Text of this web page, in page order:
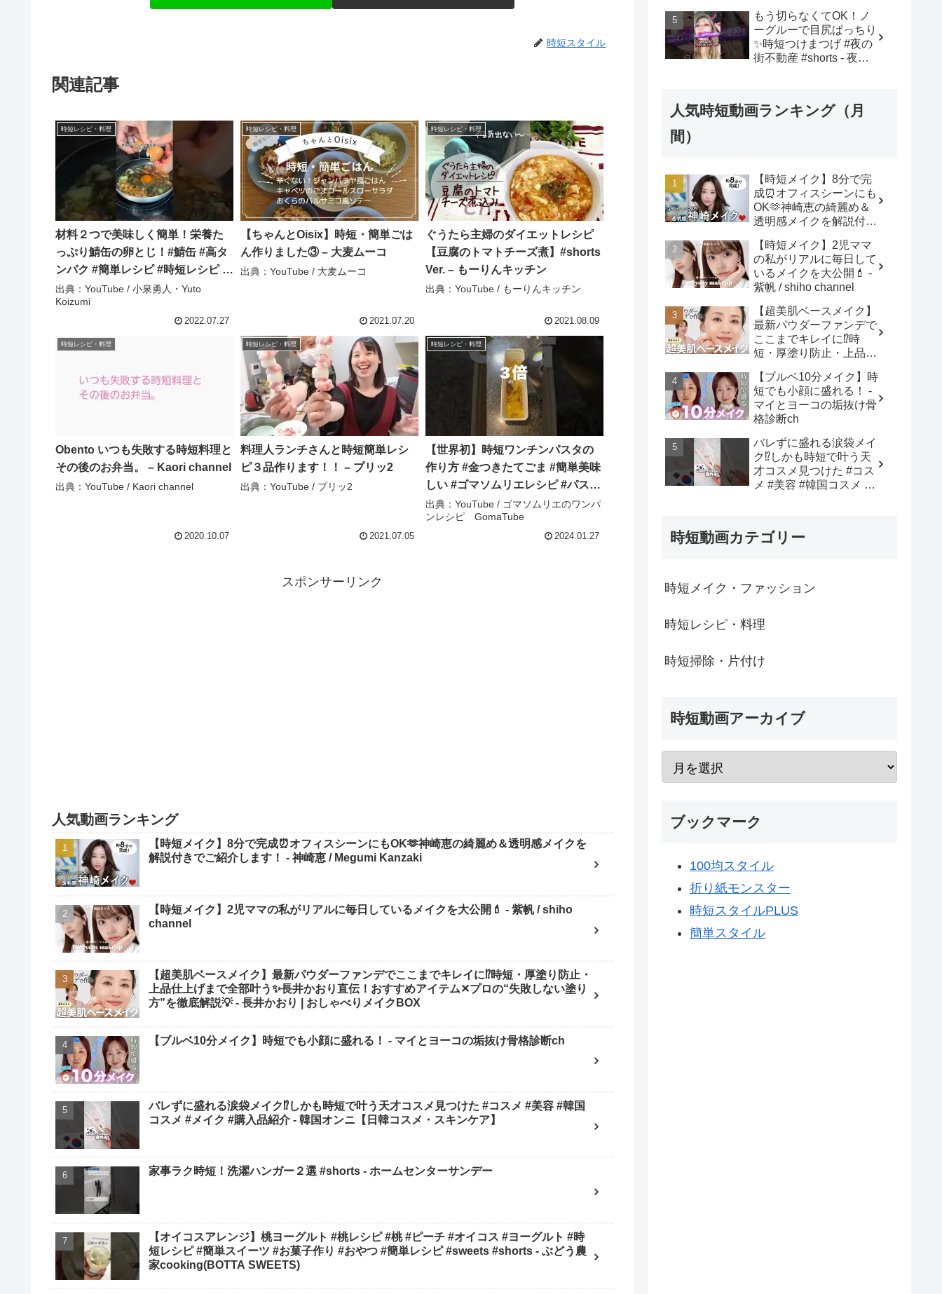
時短スタイル
関連記事
時短レシピ・料理
材料２つで美味しく簡単！栄養た
っぷり鯖缶の卵とじ！#鯖缶 #高タ
ンパク #簡単レシピ #時短レシピ #
料理初心者 #自炊記録 #レシピ動画
#おうちごはん #サッカー選手 #ア
スリート飯 – 小泉勇人・Yuto
Koizumi
出典：YouTube / 小泉勇人・Yuto
Koizumi
2022.07.27
時短レシピ・料理
【ちゃんとOisix】時短・簡単ごは
ん作りました③ – 大麦ムーコ
出典：YouTube / 大麦ムーコ
2021.07.20
時短レシピ・料理
ぐうたら主婦のダイエットレシピ
【豆腐のトマトチーズ煮】#shorts
Ver. – もーりんキッチン
出典：YouTube / もーりんキッチン
2021.08.09
時短レシピ・料理
Obento いつも失敗する時短料理と
その後のお弁当。 – Kaori channel
出典：YouTube / Kaori channel
2020.10.07
時短レシピ・料理
料理人ランチさんと時短簡単レシ
ピ３品作ります！！ – プリッ2
出典：YouTube / プリッ2
2021.07.05
時短レシピ・料理
【世界初】時短ワンチンパスタの
作り方 #金つきたてごま #簡単美味
しい #ゴマソムリエレシピ #パスタ
– ゴマソムリエのワンパンレシピ
GomaTube
出典：YouTube / ゴマソムリエのワンパ
ンレシピ GomaTube
2024.01.27
スポンサーリンク
人気動画ランキング
【時短メイク】8分で完成⏰オフィスシーンにもOK🫶神崎恵の綺麗め＆透明感メイクを
解説付きでご紹介します！ - 神崎恵 / Megumi Kanzaki
【時短メイク】2児ママの私がリアルに毎日しているメイクを大公開💄 - 紫帆 / shiho
channel
【超美肌ベースメイク】最新パウダーファンデでここまでキレイに⁉️時短・厚塗り防止・
上品仕上げまで全部叶う✨長井かおり直伝！おすすめアイテム✕プロの“失敗しない塗り
方”を徹底解説💡 - 長井かおり | おしゃべりメイクBOX
【ブルベ10分メイク】時短でも小顔に盛れる！ - マイとヨーコの垢抜け骨格診断ch
バレずに盛れる涙袋メイク⁉︎しかも時短で叶う天才コスメ見つけた #コスメ #美容 #韓国
コスメ #メイク #購入品紹介 - 韓国オンニ【日韓コスメ・スキンケア】
家事ラク時短！洗濯ハンガー２選 #shorts - ホームセンターサンデー
【オイコスアレンジ】桃ヨーグルト #桃レシピ #桃 #ピーチ #オイコス #ヨーグルト #時
短レシピ #簡単スイーツ #お菓子作り #おやつ #簡単レシピ #sweets #shorts - ぶどう農
家cooking(BOTTA SWEETS)
もう切らなくてOK！ノ
ーグルーで目尻ぱっちり
✨時短つけまつげ #夜の
街不動産 #shorts - 夜の
人気時短動画ランキング（月
間）
【時短メイク】8分で完
成⏰オフィスシーンにも
OK🫶神崎恵の綺麗め＆
透明感メイクを解説付き
恵 / Megumi Kanzaki
【時短メイク】2児ママ
の私がリアルに毎日して
いるメイクを大公開💄 -
紫帆 / shiho channel
【超美肌ベースメイク】
最新パウダーファンデで
ここまでキレイに⁉️時
短・厚塗り防止・上品仕
かおり直伝！おすすめア
イテム✕プロの“失敗しな
い塗り方”を徹底解説💡 -
長井かおり | おしゃべり
メイクBOX
【ブルベ10分メイク】時
短でも小顔に盛れる！ -
マイとヨーコの垢抜け骨
格診断ch
バレずに盛れる涙袋メイ
ク⁉︎しかも時短で叶う天
才コスメ見つけた #コス
メ #美容 #韓国コスメ #
時短動画カテゴリー
時短メイク・ファッション
時短レシピ・料理
時短掃除・片付け
時短動画アーカイブ
ブックマーク
100均スタイル
折り紙モンスター
時短スタイルPLUS
簡単スタイル